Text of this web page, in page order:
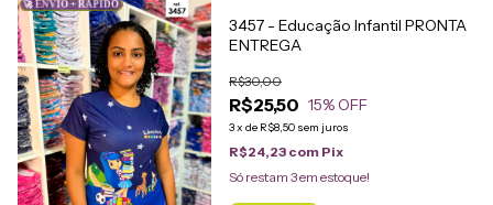
🚀 ENVIO + RÁPIDO
3457 - Educação Infantil PRONTA
ENTREGA
R$25,50
R$30,00
15% OFF
3x de R$8,50 sem juros
R$24,23 com Pix
Só restam 3em estoque!